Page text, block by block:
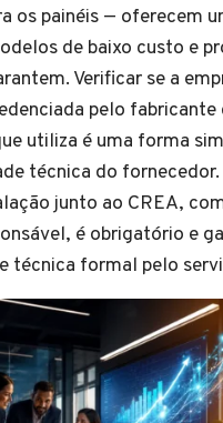
os painéis — oferecem
de baixo custo e
Verificar se a
pelo fabricante
utiliza é uma forma
técnica do
junto ao CREA,
é obrigatório e
técnica formal pelo